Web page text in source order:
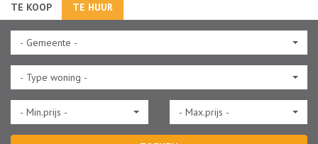
- Gemeente -
- Type woning -
- Min.prijs - - Max.prijs -
TE KOOP TE HUUR